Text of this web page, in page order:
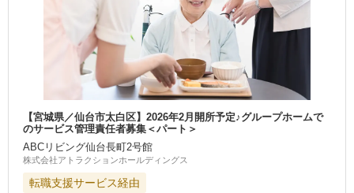
【宮城県／仙台市太白区】2026年2月開所予定♪グループホームで
のサービス管理責任者募集＜パート＞
ABCリビング仙台長町2号館
株式会社アトラクションホールディングス
転職支援サービス経由